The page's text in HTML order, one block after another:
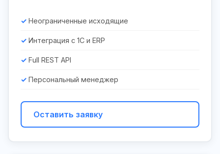
Неограниченные исходящие
Интеграция с 1С и ERP
Full REST API
Персональный менеджер
Оставить заявку